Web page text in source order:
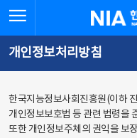
바로가기
바로가기
한국지능
개인정보처리방침
한국지능정보사회진흥원(이하
개인정보보호법 등 관련 법령을
또한 개인정보주체의 권익을 보